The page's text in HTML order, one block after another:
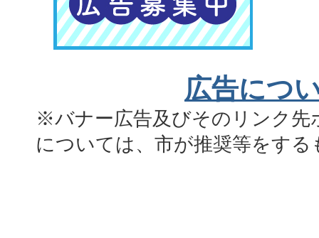
広告につ
※バナー広告及びそのリンク先
については、市が推奨等をす